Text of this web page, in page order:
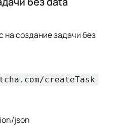
на создание задачи без
createTask
json